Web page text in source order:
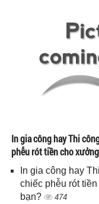
In gia công hay Thi
phễu rót tiền cho
In gia công hay
chiếc phễu rót
bạn?
474